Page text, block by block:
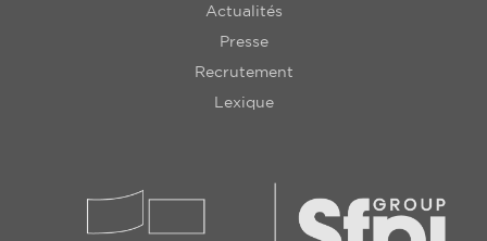
Actualités
Presse
Recrutement
Lexique